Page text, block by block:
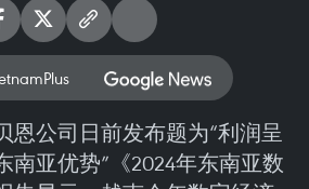
恩公司日前发布题为“利润呈
南亚优势”《2024年东南亚数